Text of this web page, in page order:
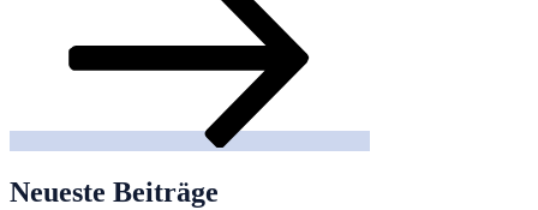
Neueste Beiträge